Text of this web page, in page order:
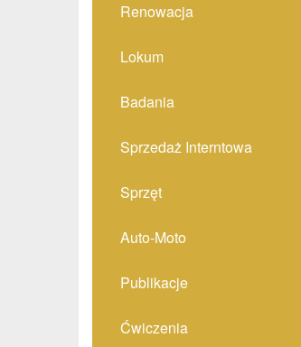
Renowacja
Lokum
Badania
Sprzedaż Interntowa
Sprzęt
Auto-Moto
Publikacje
Ćwiczenia